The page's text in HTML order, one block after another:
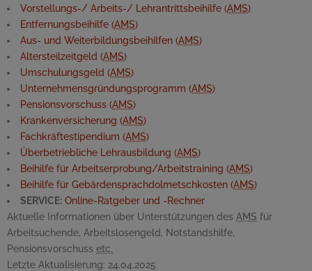
Vorstellungs-/ Arbeits-/ Lehrantrittsbeihilfe (AMS)
Entfernungsbeihilfe (AMS)
Aus- und Weiterbildungsbeihilfen (AMS)
Altersteilzeitgeld (AMS)
Umschulungsgeld (AMS)
Unternehmensgründungsprogramm (AMS)
Pensionsvorschuss (AMS)
Krankenversicherung (AMS)
Fachkräftestipendium (AMS)
Überbetriebliche Lehrausbildung (AMS)
Beihilfe für Arbeitserprobung/Arbeitstraining (AMS)
Beihilfe für Gebärdensprachdolmetschkosten (AMS)
SERVICE: Online-Ratgeber und -Rechner
Aktuelle Informationen über Unterstützungen des AMS für
Arbeitsuchende, Arbeitslosengeld, Notstandshilfe,
Pensionsvorschuss etc.
Letzte Aktualisierung: 24.04.2025